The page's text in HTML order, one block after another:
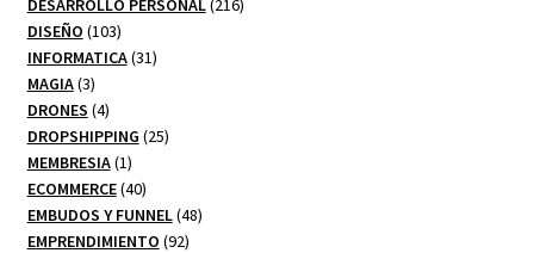
DESARROLLO PERSONAL 216
DISEÑO 103103
productos
INFORMATICA 3131
MAGIA 33
productos
DRONES 44
productos
DROPSHIPPING 2525
MEMBRESIA 11
producto
ECOMMERCE 4040
productos
EMBUDOS Y FUNNEL 4848
EMPRENDIMIENTO 9292